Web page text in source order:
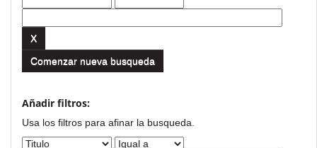
Comenzar nueva busqueda
Añadir filtros:
Usa los filtros para afinar la busqueda.